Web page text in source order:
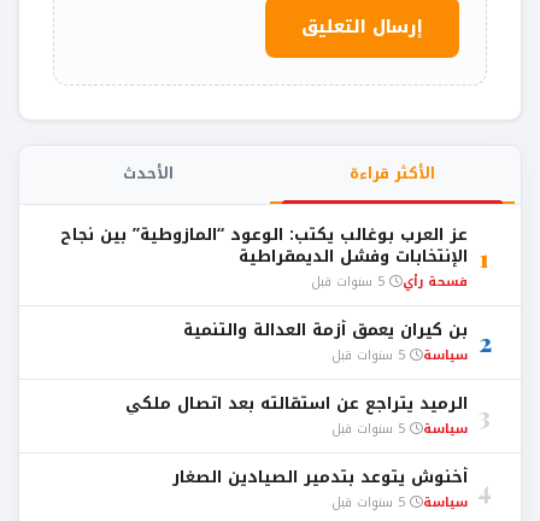
الأكثر قراءة الأحدث
1
عز العرب بوغالب يكتب: الوعود “المازوطية” بين نجاح
الإنتخابات وفشل الديمقراطية
فسحة رأي
2 بن كيران يعمق أزمة العدالة والتنمية
سياسة
3 الرميد يتراجع عن استقالته بعد اتصال ملكي
سياسة
4 أخنوش يتوعد بتدمير الصيادين الصغار
سياسة